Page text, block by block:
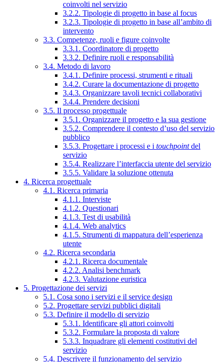
coinvolti nel servizio
3.2.2. Tipologie di progetto in base al focus
3.2.3. Tipologie di progetto in base all’ambito di
intervento
3.3. Competenze, ruoli e figure coinvolte
3.3.1. Coordinatore di progetto
3.3.2. Definire ruoli e responsabilità
3.4. Metodo di lavoro
3.4.1. Definire processi, strumenti e rituali
3.4.2. Curare la documentazione di progetto
3.4.3. Organizzare tavoli tecnici collaborativi
3.4.4. Prendere decisioni
3.5. Il processo progettuale
3.5.1. Organizzare il progetto e la sua gestione
3.5.2. Comprendere il contesto d’uso del servizio
pubblico
3.5.3. Progettare i processi e i touchpointdel
servizio
3.5.4. Realizzare l’interfaccia utente del servizio
3.5.5. Validare la soluzione ottenuta
4. Ricerca progettuale
4.1. Ricerca primaria
4.1.1. Interviste
4.1.2. Questionari
4.1.3. Test di usabilità
4.1.4. Web analytics
4.1.5. Strumenti di mappatura dell’esperienza
utente
4.2. Ricerca secondaria
4.2.1. Ricerca documentale
4.2.2. Analisi benchmark
4.2.3. Valutazione euristica
5. Progettazione dei servizi
5.1. Cosa sono i servizi e il service design
5.2. Progettare servizi pubblici digitali
5.3. Definire il modello di servizio
5.3.1. Identificare gli attori coinvolti
5.3.2. Formulare la proposta di valore
5.3.3. Inquadrare gli elementi costitutivi del
servizio
5.4. Descrivere il funzionamento del servizio